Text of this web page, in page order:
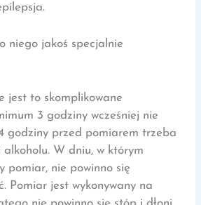
niego jakoś specjalnie
jest to skomplikowane
3 godziny wcześniej nie
godziny przed pomiarem trzeba
W dniu, w którym
pomiar, nie powinno się
Pomiar jest wykonywany na